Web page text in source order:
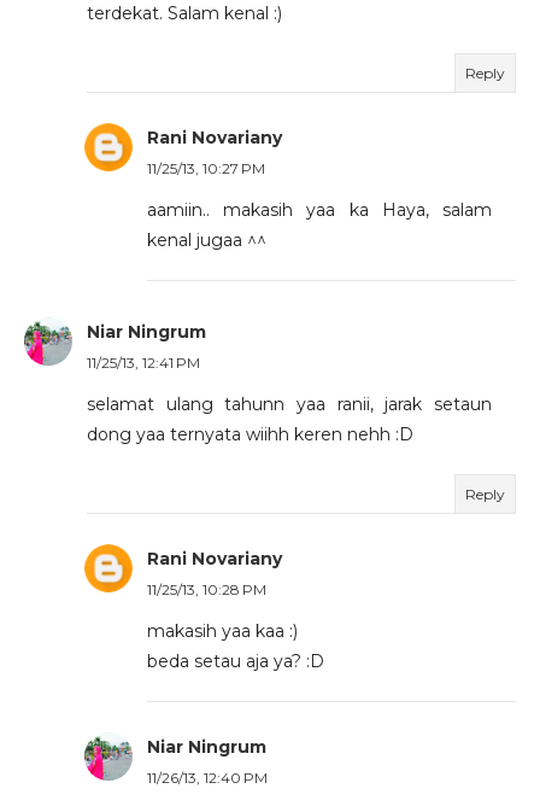
terdekat. Salam kenal :)
Reply
Rani Novariany
11/25/13, 10:27 PM
aamiin.. makasih yaa ka Haya, salam
kenal jugaa ^^
Niar Ningrum
11/25/13, 12:41 PM
selamat ulang tahunn yaa ranii, jarak setaun
dong yaa ternyata wiihh keren nehh :D
Reply
Rani Novariany
11/25/13, 10:28 PM
makasih yaa kaa :)
beda setau aja ya? :D
Niar Ningrum
11/26/13, 12:40 PM